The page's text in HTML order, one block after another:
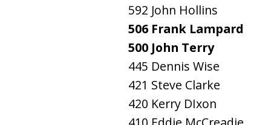
592 John Hollins
506 Frank Lampard
500 John Terry
445 Dennis Wise
421 Steve Clarke
420 Kerry DIxon